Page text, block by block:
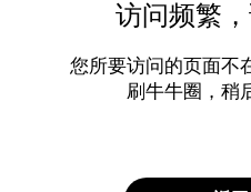
访问频繁
您所要访问的页面不
刷牛牛圈，稍